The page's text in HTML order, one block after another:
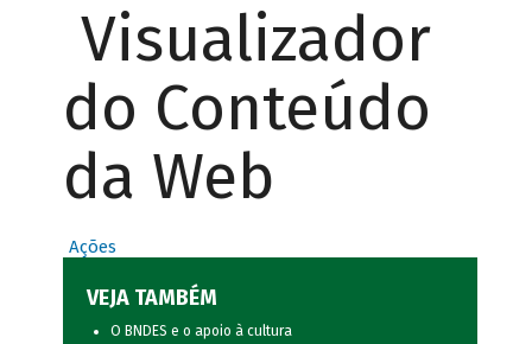
Visualizador
do Conteúdo
da Web
Ações
VEJA TAMBÉM
O BNDES e o apoio à cultura